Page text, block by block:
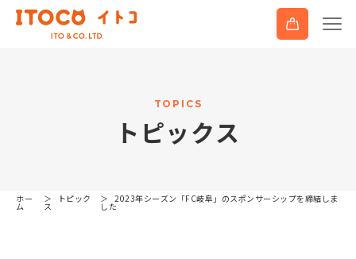
T O P I C S
ト ピックス
ホー
ム
トピック
ス
2023年シーズン「FC岐阜」のスポンサーシップを締結しま
した